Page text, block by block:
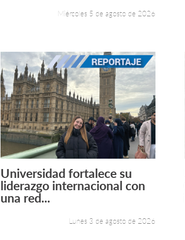
Miércoles 5 de agosto de 2026
Leer más +
Universidad fortalece su
liderazgo internacional con
una red...
Lunes 3 de agosto de 2026